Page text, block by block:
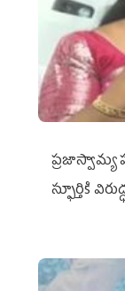
స్ఫూర్తికి